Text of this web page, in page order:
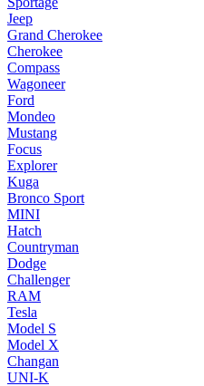
Jeep
Grand Cherokee
Cherokee
Compass
Wagoneer
Ford
Mondeo
Mustang
Focus
Explorer
Kuga
Bronco Sport
MINI
Hatch
Countryman
Dodge
Challenger
RAM
Tesla
Model S
Model X
Changan
UNI-K